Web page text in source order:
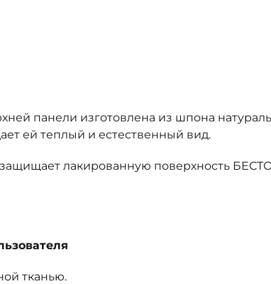
панели изготовлена из шпона
ей теплый и естественный вид.
лакированную поверхность
тканью.